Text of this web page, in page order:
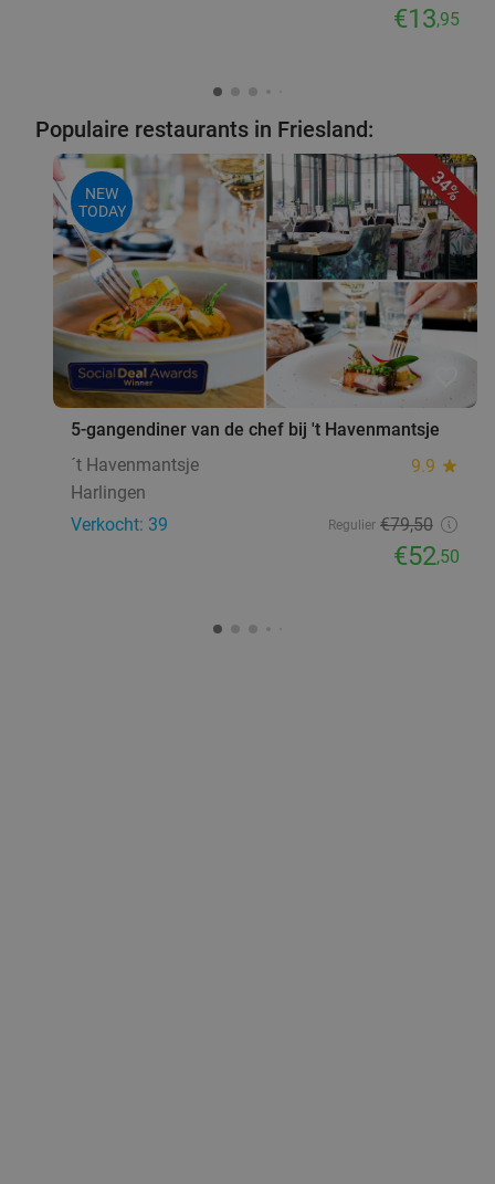
€13,95
Populaire restaurants in Friesland:
34%
NEW
TODAY
favorite_border
5-gangendiner van de chef bij 't Havenmantsje
´t Havenmantsje
9.9 star
Harlingen
Verkocht: 39
Regulier €79,50
€52,50